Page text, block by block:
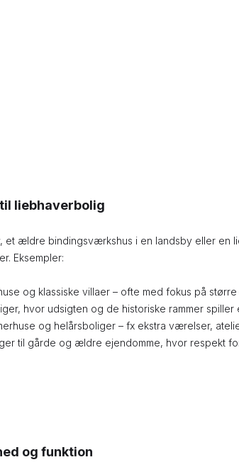
liebhaverbolig
et ældre bindingsværkshus i en landsby eller
Eksempler:
og klassiske villaer – ofte med fokus på
hvor udsigten og de historiske rammer spiller
og helårsboliger – fx ekstra værelser,
til gårde og ældre ejendomme, hvor respekt
og funktion